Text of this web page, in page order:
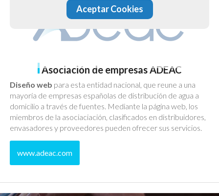
Asociación de empresas ADEAC
Diseño web para esta entidad nacional, que reune a una
mayoría de empresas españolas de distribución de agua a
domicilio a través de fuentes. Mediante la página web, los
miembros de la asociaciación, clasificados en distribuidores,
envasadores y proveedores pueden ofrecer sus servicios.
www.adeac.com
Aceptar Cookies